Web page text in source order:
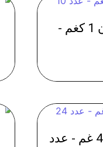
كريم شانتي احمر - 0764 وزن 1 كغم -
شوفان هيرمان - 0768 وزن 400 غم - عدد